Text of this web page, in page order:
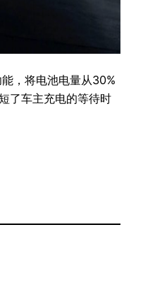
，将电池电量从30%
了车主充电的等待时